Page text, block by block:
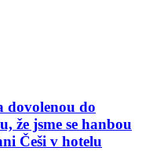
dovolenou do
že jsme se hanbou
Češi v hotelu